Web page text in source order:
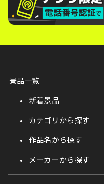
景品一覧
新着景品
カテゴリから探す
作品名から探す
メーカーから探す